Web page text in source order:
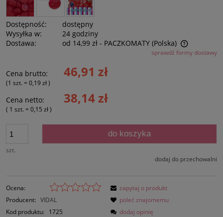
Dostępność:
dostępny
Wysyłka w:
24 godziny
Dostawa:
od 14,99 zł - PACZKOMATY(Polska)
Cena nie zawiera ewentualnych kosztów płatnościsprawdź formy dostawy
Cena brutto: 46,91 zł
(1 szt. = 0,19 zł)
Cena netto: 38,14 zł
( 1 szt. = 0,15 zł)
szt.
do koszyka
dodaj do przechowalni
Ocena:
Producent: VIDAL
Kod produktu:
1725
zapytaj o produkt
poleć znajomemu
dodaj opinię